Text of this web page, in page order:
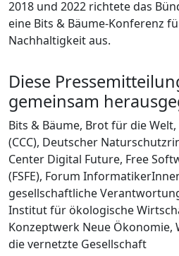
2018 und 2022 richtete das
eine Bits & Bäume-Konferenz
Nachhaltigkeit aus.
Diese
gemeinsam
Bits & Bäume, Brot für die
(CCC), Deutscher
Center Digital Future, Free
(FSFE), Forum
gesellschaftliche
Institut für ökologische
Konzeptwerk Neue
die vernetzte Gesellschaft